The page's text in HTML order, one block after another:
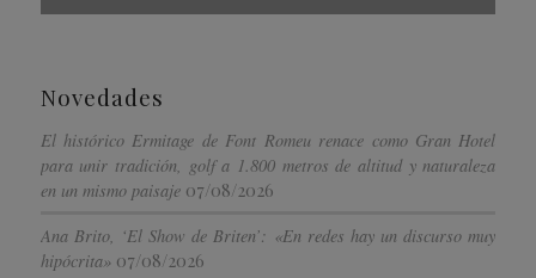
Novedades
El histórico Ermitage de Font Romeu renace como Gran Hotel
para unir tradición, golf a 1.800 metros de altitud y naturaleza
en un mismo paisaje 07/08/2026
Ana Brito, ‘El Show de Briten’: «En redes hay un discurso muy
hipócrita» 07/08/2026